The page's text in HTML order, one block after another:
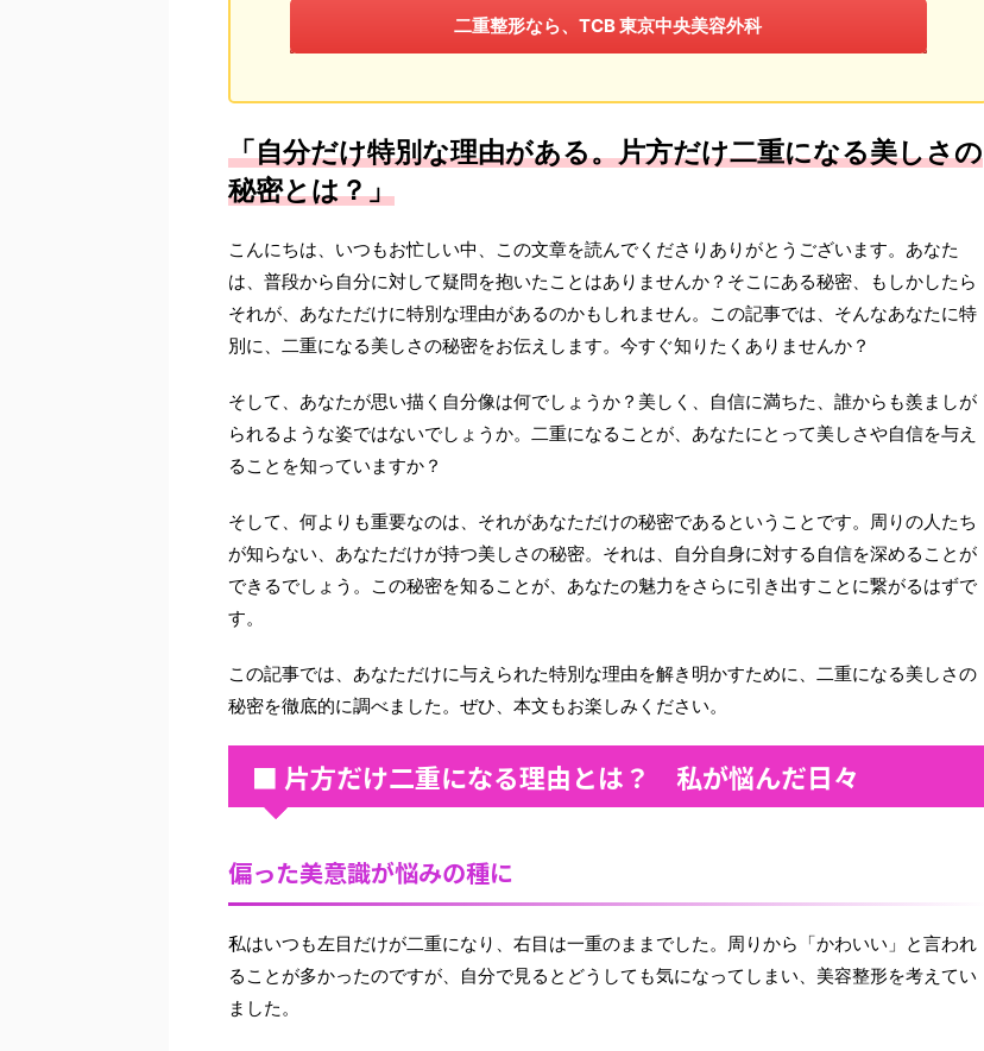
二重整形なら、TCB 東京中央美容外科
「自分だけ特別な理由がある。片方だけ二重になる美しさの
秘密とは？」
こんにちは、いつもお忙しい中、この文章を読んでくださりありがとうございます。あなた
は、普段から自分に対して疑問を抱いたことはありませんか？そこにある秘密、もしかしたら
それが、あなただけに特別な理由があるのかもしれません。この記事では、そんなあなたに特
別に、二重になる美しさの秘密をお伝えします。今すぐ知りたくありませんか？
そして、あなたが思い描く自分像は何でしょうか？美しく、自信に満ちた、誰からも羨ましが
られるような姿ではないでしょうか。二重になることが、あなたにとって美しさや自信を与え
ることを知っていますか？
そして、何よりも重要なのは、それがあなただけの秘密であるということです。周りの人たち
が知らない、あなただけが持つ美しさの秘密。それは、自分自身に対する自信を深めることが
できるでしょう。この秘密を知ることが、あなたの魅力をさらに引き出すことに繋がるはずで
す。
この記事では、あなただけに与えられた特別な理由を解き明かすために、二重になる美しさの
秘密を徹底的に調べました。ぜひ、本文もお楽しみください。
■ 片方だけ二重になる理由とは？ 私が悩んだ日々
偏った美意識が悩みの種に
私はいつも左目だけが二重になり、右目は一重のままでした。周りから「かわいい」と言われ
ることが多かったのですが、自分で見るとどうしても気になってしまい、美容整形を考えてい
ました。